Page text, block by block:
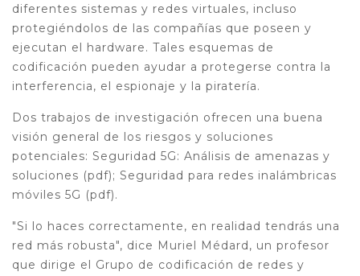
diferentes sistemas y redes virtuales, incluso
protegiéndolos de las compañías que poseen y
ejecutan el hardware. Tales esquemas de
codificación pueden ayudar a protegerse contra la
interferencia, el espionaje y la piratería.
Dos trabajos de investigación ofrecen una buena
visión general de los riesgos y soluciones
potenciales: Seguridad 5G: Análisis de amenazas y
soluciones (pdf); Seguridad para redes inalámbricas
móviles 5G (pdf).
"Si lo haces correctamente, en realidad tendrás una
red más robusta", dice Muriel Médard, un profesor
que dirige el Grupo de codificación de redes y